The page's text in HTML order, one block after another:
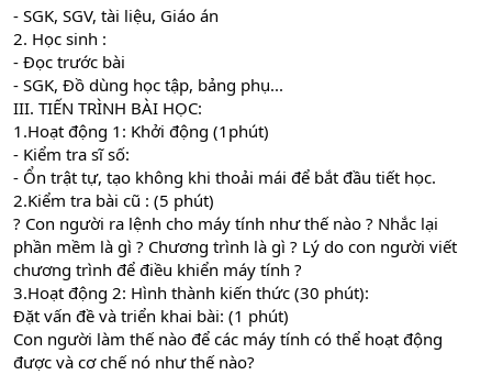
- SGK, SGV, tài liệu, Giáo án
2. Học sinh :
- Đọc trước bài
- SGK, Đồ dùng học tập, bảng phụ...
III. TIẾN TRÌNH BÀI HỌC:
1.Hoạt động 1: Khởi động (1phút)
- Kiểm tra sĩ số:
- Ổn trật tự, tạo không khi thoải mái để bắt đầu tiết học.
2.Kiểm tra bài cũ : (5 phút)
? Con người ra lệnh cho máy tính như thế nào ? Nhắc lại
phần mềm là gì ? Chương trình là gì ? Lý do con người viết
chương trình để điều khiển máy tính ?
3.Hoạt động 2: Hình thành kiến thức (30 phút):
Đặt vấn đề và triển khai bài: (1 phút)
Con người làm thế nào để các máy tính có thể hoạt động
được và cơ chế nó như thế nào?